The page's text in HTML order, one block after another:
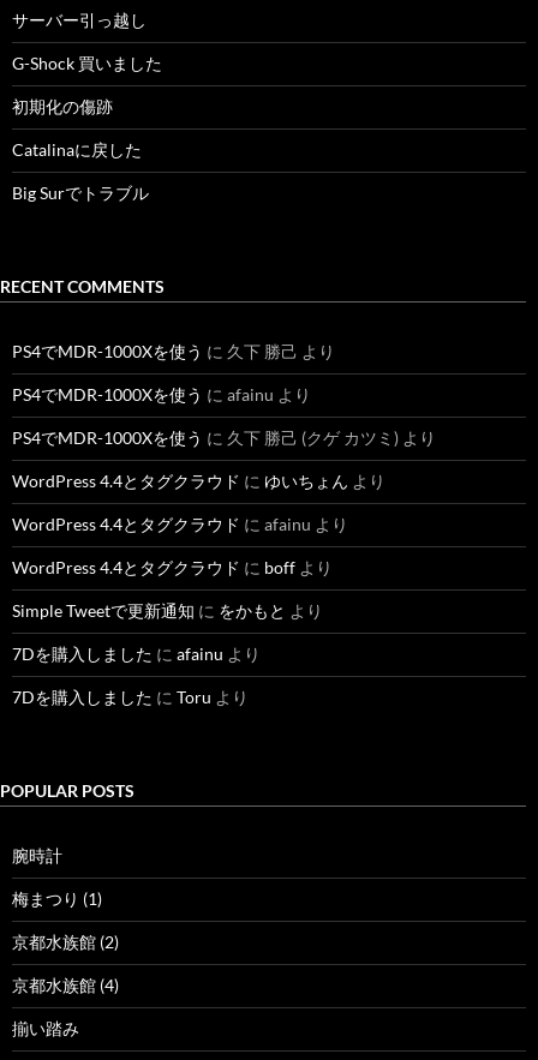
サーバー引っ越し
G-Shock 買いました
初期化の傷跡
Catalinaに戻した
Big Surでトラブル
RECENT COMMENTS
PS4でMDR-1000Xを使う に 久下 勝己 より
PS4でMDR-1000Xを使う に afainu より
PS4でMDR-1000Xを使う に 久下 勝己 (クゲ カツミ) より
WordPress 4.4とタグクラウド に ゆいちょん より
WordPress 4.4とタグクラウド に afainu より
WordPress 4.4とタグクラウド に boff より
Simple Tweetで更新通知 に をかもと より
7Dを購入しました に afainu より
7Dを購入しました に Toru より
POPULAR POSTS
腕時計
梅まつり (1)
京都水族館 (2)
京都水族館 (4)
揃い踏み